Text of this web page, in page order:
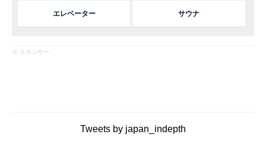
エレベーター サウナ
※ スポンサー
Tweets by japan_indepth